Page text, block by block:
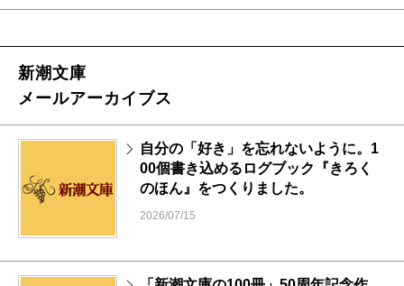
新潮文庫
メールアーカイブス
自分の「好き」を忘れないように。1
00個書き込めるログブック『きろく
のほん』をつくりました。
2026/07/15